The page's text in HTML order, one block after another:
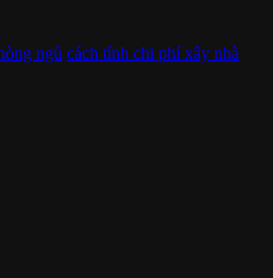
ngủ cách tính chi phí xây nhà